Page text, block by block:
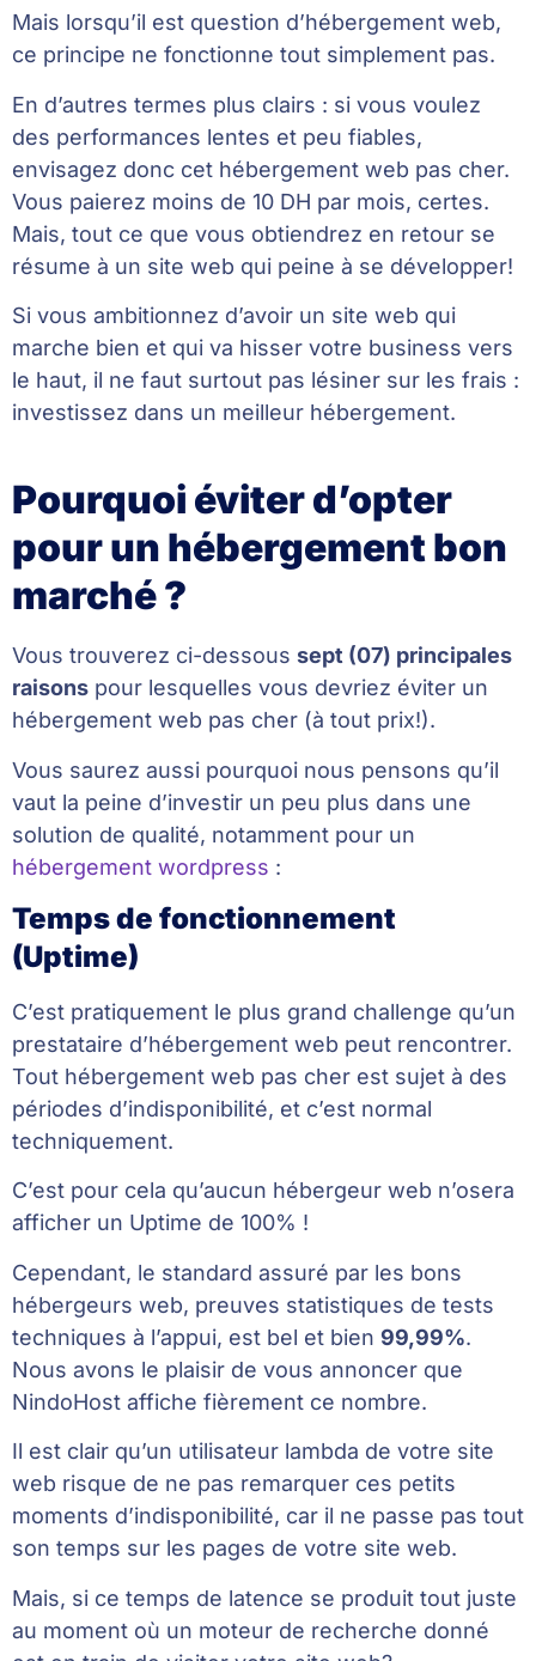
Mais lorsqu’il est question d’hébergement web,
ce principe ne fonctionne tout simplement pas.
En d’autres termes plus clairs : si vous voulez
des performances lentes et peu fiables,
envisagez donc cet hébergement web pas cher.
Vous paierez moins de 10 DH par mois, certes.
Mais, tout ce que vous obtiendrez en retour se
résume à un site web qui peine à se développer!
Si vous ambitionnez d’avoir un site web qui
marche bien et qui va hisser votre business vers
le haut, il ne faut surtout pas lésiner sur les frais :
investissez dans un meilleur hébergement.
Pourquoi éviter d’opter
pour un hébergement bon
marché ?
Vous trouverez ci-dessous sept (07) principales
raisons pour lesquelles vous devriez éviter un
hébergement web pas cher (à tout prix!).
Vous saurez aussi pourquoi nous pensons qu’il
vaut la peine d’investir un peu plus dans une
solution de qualité, notamment pour un
hébergement wordpress :
Temps de fonctionnement
(Uptime)
C’est pratiquement le plus grand challenge qu’un
prestataire d’hébergement web peut rencontrer.
Tout hébergement web pas cher est sujet à des
périodes d’indisponibilité, et c’est normal
techniquement.
C’est pour cela qu’aucun hébergeur web n’osera
afficher un Uptime de 100% !
Cependant, le standard assuré par les bons
hébergeurs web, preuves statistiques de tests
techniques à l’appui, est bel et bien 99,99%.
Nous avons le plaisir de vous annoncer que
NindoHost affiche fièrement ce nombre.
Il est clair qu’un utilisateur lambda de votre site
web risque de ne pas remarquer ces petits
moments d’indisponibilité, car il ne passe pas tout
son temps sur les pages de votre site web.
Mais, si ce temps de latence se produit tout juste
au moment où un moteur de recherche donné